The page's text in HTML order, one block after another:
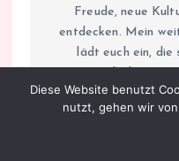
Freude, neue
entdecken. Mein
lädt euch ein, die
historischen
Abenteuer,
Stainton le
Diese Website benutzt
nutzt, gehen wir